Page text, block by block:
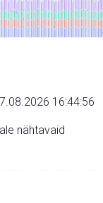
16:44:56
nähtavaid